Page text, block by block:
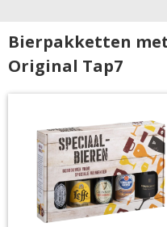
Bierpakketten
Original Tap7